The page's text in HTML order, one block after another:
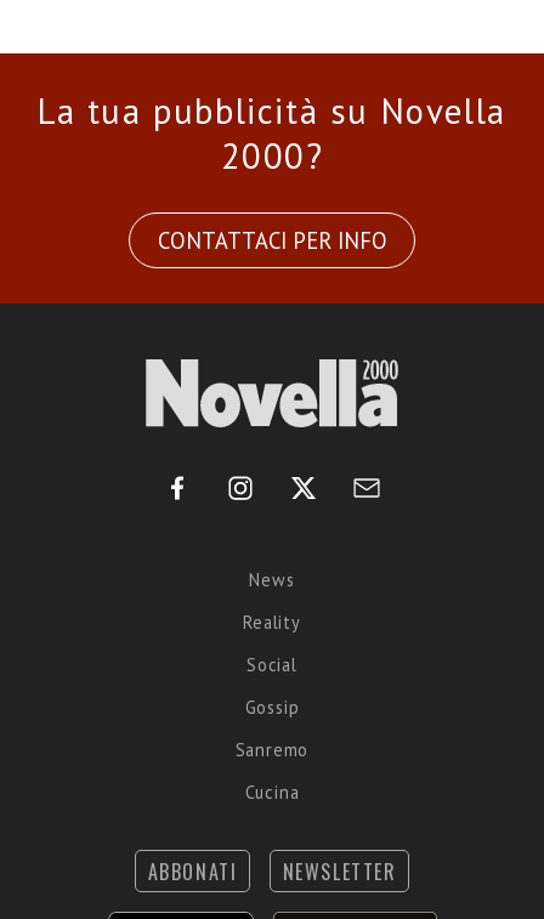
La tua pubblicità su Novella
2000?
CONTATTACI PER INFO
News
Reality
Social
Gossip
Sanremo
Cucina
ABBONATI NEWSLETTER